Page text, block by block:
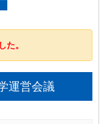
た。
運営会議